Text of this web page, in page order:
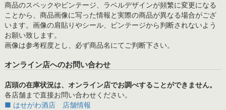
商品のスペックやビンテージ、ラベルデザインが頻繁に変更になる
ことから、商品画像に写った情報と実際の商品が異なる場合がござ
います。画像の肩貼りやシール、ビンテージから判断されないよう
お願い致します。
画像は参考程度とし、必ず商品名にてご判断下さい。
オンライン店へのお問い合わせ
店頭の在庫状況は、オンライン店でお調べすることができません。
各店舗まで直接お問い合わせください。
■ はせがわ酒店 店舗情報